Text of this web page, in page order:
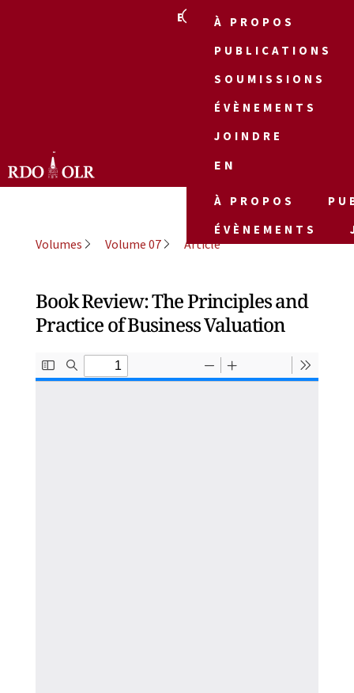
EN
À PROPOS
PUBLICATIONS
SOUMISSIONS
ÉVÈNEMENTS
JOINDRE
EN
À PROPOS
ÉVÈNEMENTS
Volumes Volume 07 Article
Book Review: The Principles and
Practice of Business Valuation